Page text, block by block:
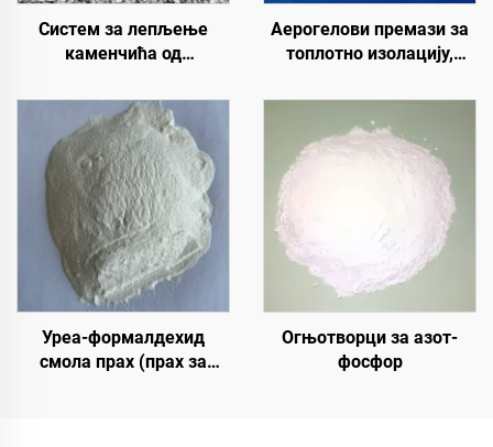
Систем за лепљење
каменчића од
Хидроксипропил
полиуретан за уређење и
декорацију пејзажа
Аерогелови премази за
топлотно изолацију,
апсорпцију, отпорност на
влагу и плесени, за кров,
солар, спољни зид,
унутрашњи зид,
преградну зид, спаваћу
учионицу, КТВ, по
Уреа-формалдехид
смола прах (прах за
Огњотворци за азот-
фосфор